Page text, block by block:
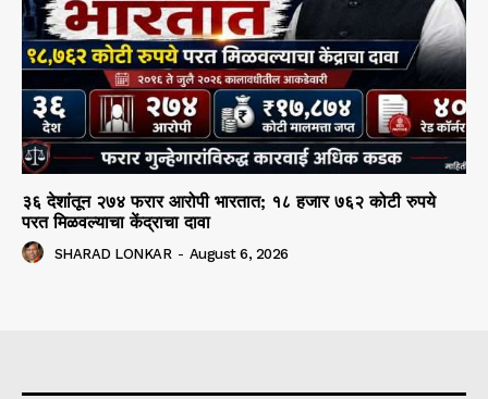
३६ देशांतून २७४ फरार आरोपी भारतात; १८ हजार ७६२ कोटी रुपये
परत मिळवल्याचा केंद्राचा दावा
SHARAD LONKAR - August 6, 2026